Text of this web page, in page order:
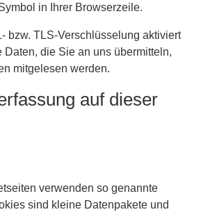
in Ihrer Browserzeile.
bzw. TLS-Verschlüsselung aktiviert
Daten, die Sie an uns übermitteln,
mitgelesen werden.
auf dieser
verwenden so genannte
sind kleine Datenpakete und